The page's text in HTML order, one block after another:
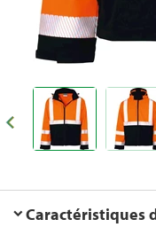
Caractéristiques